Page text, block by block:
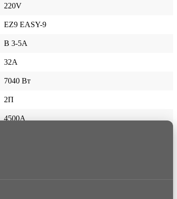
220V
EZ9 EASY-9
В 3-5А
32A
7040 Вт
2П
4500А